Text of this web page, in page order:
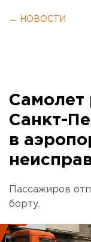
← НОВОСТИ
Самолет
Санкт-
в
Пассажиров
борту.